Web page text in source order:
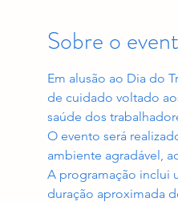
Sobre o
Em alusão ao Dia do
de cuidado voltado
saúde dos
O evento será
ambiente agradável,
A programação inclui
duração aproximada